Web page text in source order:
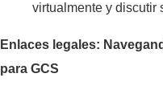
virtualmente y discutir
Enlaces legales:
para GCS